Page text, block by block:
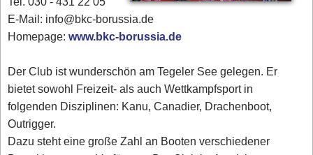
E-Mail: info@bkc-borussia.de
Homepage:www.bkc-borussia.de
Der Club ist wunderschön am Tegeler See gelegen. Er
bietet sowohl Freizeit- als auch Wettkampfsport in
folgenden Disziplinen: Kanu, Canadier, Drachenboot,
Outrigger.
Dazu steht eine große Zahl an Booten verschiedener